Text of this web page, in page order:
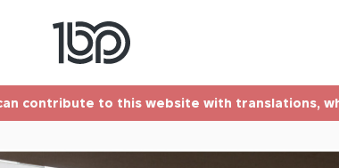
contribute to this website with translations,